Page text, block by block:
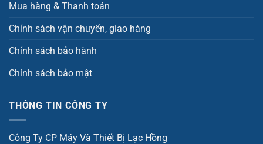
Mua hàng & Thanh toán
Chính sách vận chuyển, giao hàng
Chính sách bảo hành
Chính sách bảo mật
THÔNG TIN CÔNG TY
Công Ty CP Máy Và Thiết Bị Lạc Hồng